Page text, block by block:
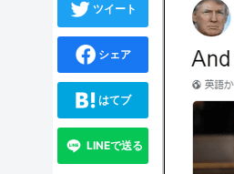
ツイート
シェア
はてブ
LINEで送る